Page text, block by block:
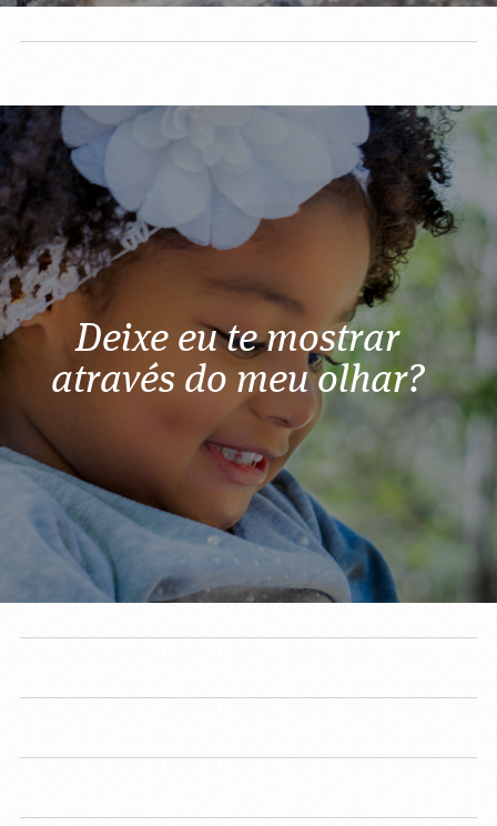
Deixe eu te mostrar
através do meu olhar?